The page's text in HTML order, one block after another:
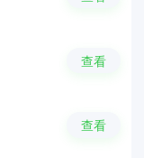
查看
查看